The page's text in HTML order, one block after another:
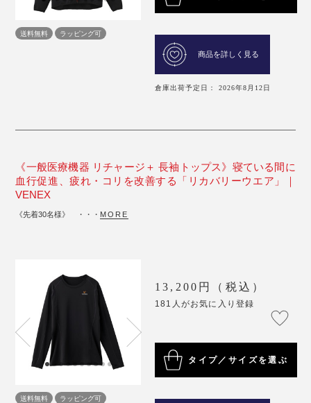
送料無料 ラッピング可
商品を詳しく見る
倉庫出荷予定日： 2026年8月12日
《一般医療機器 リチャージ＋ 長袖トップス》寝ている間に
血行促進、疲れ・コリを改善する「リカバリーウエア」｜
VENEX
《先着30名様》 ・・・ MORE
送料無料 ラッピング可
13,200円（税込）
181人がお気に入り登録
タイプ／サイズを選ぶ